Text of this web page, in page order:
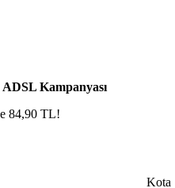
Kampanyası
84,90 TL!
Kota​